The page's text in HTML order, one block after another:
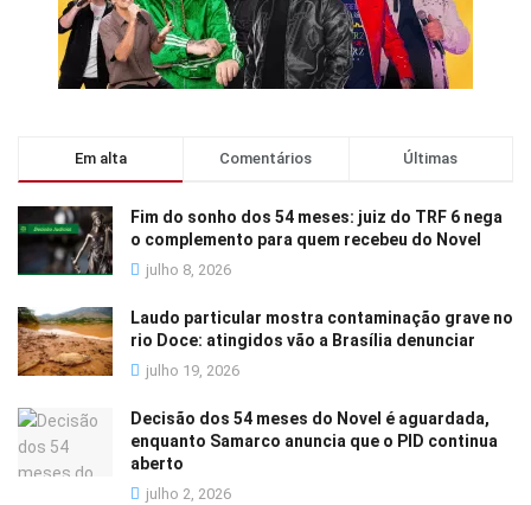
Em alta Comentários Últimas
Fim do sonho dos 54 meses: juiz do TRF 6 nega
o complemento para quem recebeu do Novel
julho 8, 2026
Laudo particular mostra contaminação grave no
rio Doce: atingidos vão a Brasília denunciar
julho 19, 2026
Decisão dos 54 meses do Novel é aguardada,
enquanto Samarco anuncia que o PID continua
aberto
julho 2, 2026